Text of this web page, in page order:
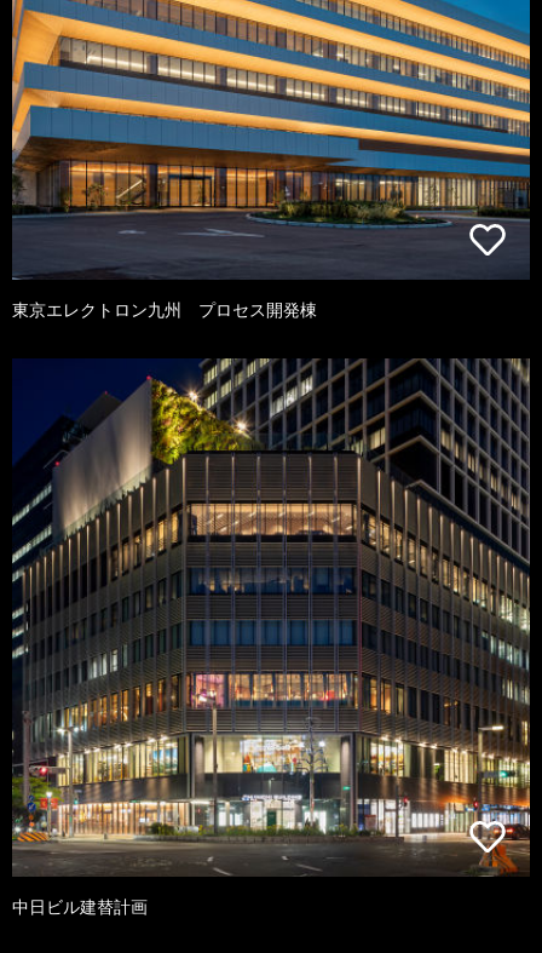
東京エレクトロン九州 プロセス開発棟
中日ビル建替計画